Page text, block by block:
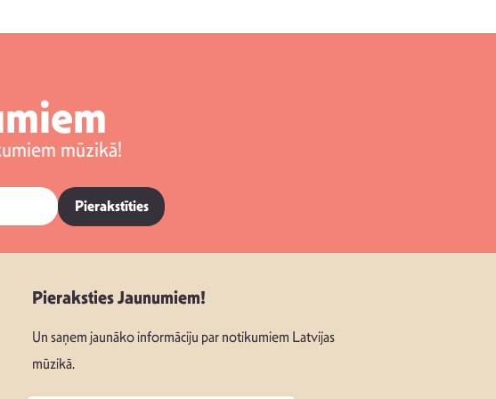
mūzikā!
Pierakstīties
Pieraksties Jaunumiem!
Un saņem jaunāko informāciju par notikumiem Latvijas
mūzikā.